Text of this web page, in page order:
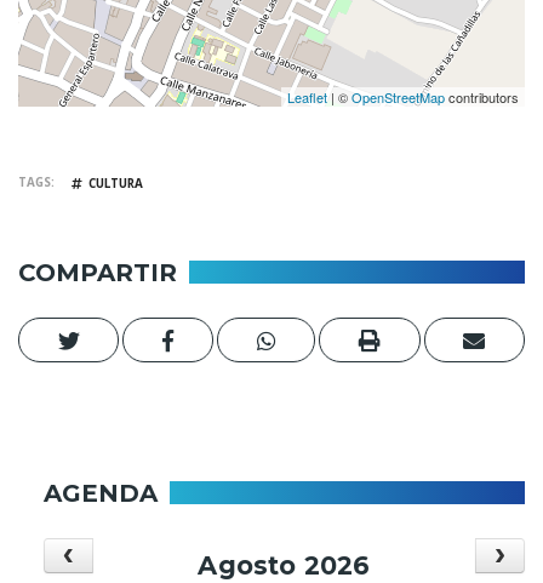
Leaflet | ©OpenStreetMapcontributors
TAGS CULTURA
COMPARTIR
AGENDA
Agosto 2026